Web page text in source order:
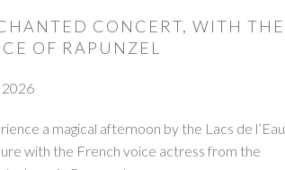
CONCERT, WITH THE
OF RAPUNZEL
2026
a magical afternoon by the Lacs de l’Eau
with the French voice actress from the